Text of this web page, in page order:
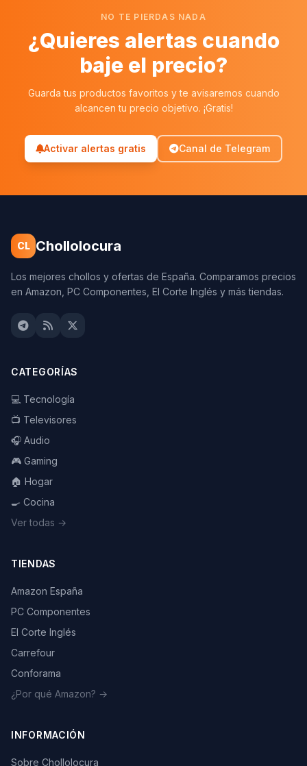
NO TE PIERDAS NADA
¿Quieres alertas cuando
baje el precio?
Guarda tus productos favoritos y te avisaremos cuando
alcancen tu precio objetivo. ¡Gratis!
Activar alertas gratis Canal de Telegram
CL Chollolocura
Los mejores chollos y ofertas de España. Comparamos precios
en Amazon, PC Componentes, El Corte Inglés y más tiendas.
CATEGORÍAS
💻 Tecnología
📺 Televisores
🎧 Audio
🎮 Gaming
🏠 Hogar
🍳 Cocina
Ver todas →
TIENDAS
Amazon España
PC Componentes
El Corte Inglés
Carrefour
Conforama
¿Por qué Amazon? →
INFORMACIÓN
Sobre Chollolocura